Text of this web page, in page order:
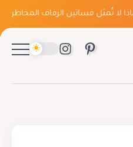
تُمثل فساتين الزفاف المخاطرة التي